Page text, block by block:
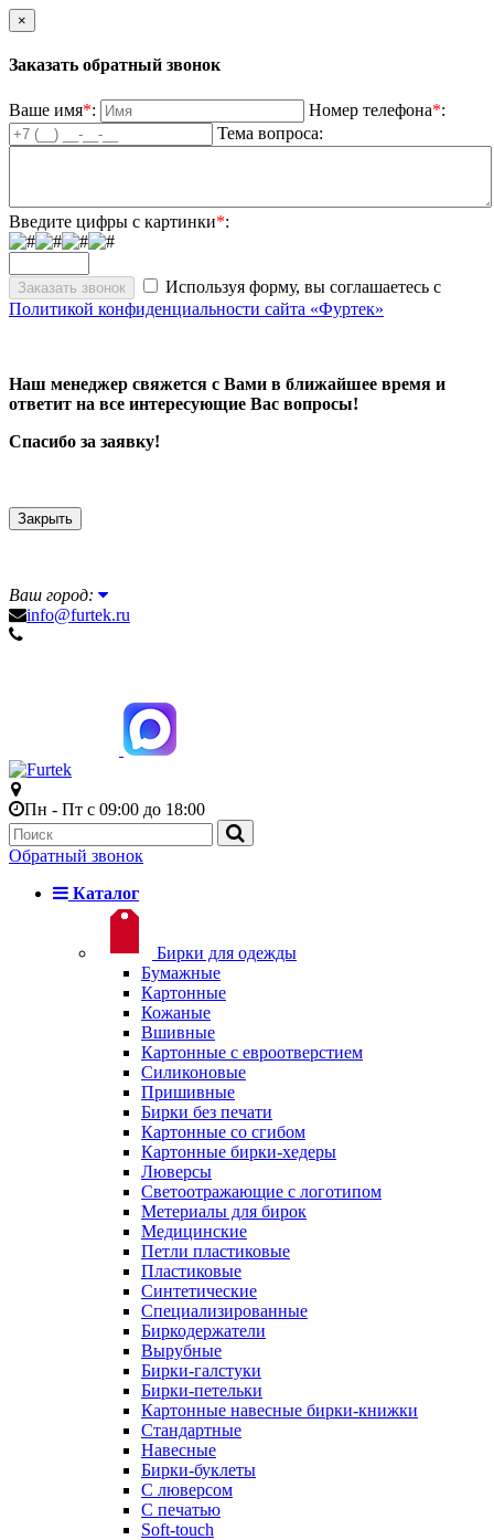
×
Заказать обратный звонок
Ваше имя*: Номер телефона*:
Тема вопроса:
Введите цифры с картинки*:
Используя форму, вы соглашаетесь с
Политикой конфиденциальности сайта «Фуртек»
Наш менеджер свяжется с Вами в ближайшее время и
ответит на все интересующие Вас вопросы!
Спасибо за заявку!
Закрыть
Ваш город:
info@furtek.ru
Пн - Пт с 09:00 до 18:00
Обратный звонок
Каталог
Бирки для одежды
Бумажные
Картонные
Кожаные
Вшивные
Картонные с евроотверстием
Силиконовые
Пришивные
Бирки без печати
Картонные со сгибом
Картонные бирки-хедеры
Люверсы
Светоотражающие с логотипом
Метериалы для бирок
Медицинские
Петли пластиковые
Пластиковые
Синтетические
Специализированные
Биркодержатели
Вырубные
Бирки-галстуки
Бирки-петельки
Картонные навесные бирки-книжки
Стандартные
Навесные
Бирки-буклеты
С люверсом
С печатью
Soft-touch